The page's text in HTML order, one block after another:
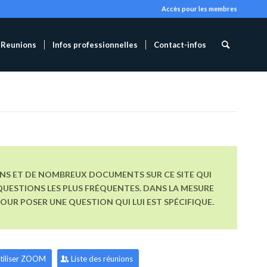
Accès pour les membres
Reunions Infos professionnelles Contact-infos
ET DE NOMBREUX DOCUMENTS SUR CE SITE QUI
LES PLUS FRÉQUENTES. DANS LA MESURE
POSER UNE QUESTION QUI LUI EST SPÉCIFIQUE.
ZOOM Liste des réunions